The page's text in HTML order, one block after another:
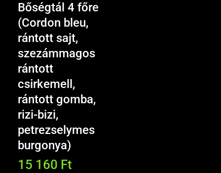
Bőségtál 4 főre
(Cordon bleu,
rántott sajt,
szezámmagos
rántott
csirkemell,
rántott gomba,
rizi-bizi,
petrezselymes
burgonya)
15 160 Ft